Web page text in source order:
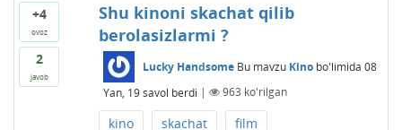
+4
ovoz
2
javob
Shu kinoni skachat qilib
berolasizlarmi ?
Lucky Handsome Bu mavzu Kinobo'limida 08
Yan, 19 savol berdi | 963 ko'rilgan
kino skachat film